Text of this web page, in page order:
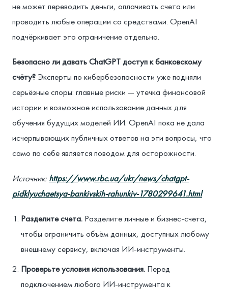
не может переводить деньги, оплачивать счета или
проводить любые операции со средствами. OpenAI
подчёркивает это ограничение отдельно.
Безопасно ли давать ChatGPT доступ к банковскому
счёту?Эксперты по кибербезопасности уже подняли
серьёзные споры: главные риски — утечка финансовой
истории и возможное использование данных для
обучения будущих моделей ИИ. OpenAI пока не дала
исчерпывающих публичных ответов на эти вопросы, что
само по себе является поводом для осторожности.
Источник:https://www.rbc.ua/ukr/news/chatgpt-
pidklyuchaetsya-bankivskih-rahunkiv-1780299641.html
Разделите счета. Разделите личные и бизнес-счета,
чтобы ограничить объём данных, доступных любому
внешнему сервису, включая ИИ-инструменты.
Проверьте условия использования. Перед
подключением любого ИИ-инструмента к